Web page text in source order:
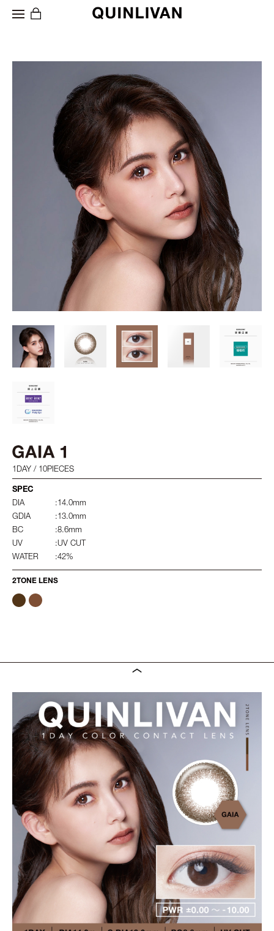
1DAY / 10PIECES
SPEC
DIA
:14.0mm
GDIA
:13.0mm
BC
:8.6mm
UV
:UV CUT
WATER
:42%
2TONE LENS